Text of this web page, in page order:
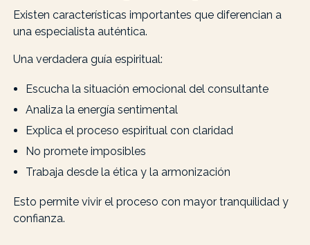
Existen características importantes que diferencian a
una especialista auténtica.
Una verdadera guía espiritual:
Escucha la situación emocional del consultante
Analiza la energía sentimental
Explica el proceso espiritual con claridad
No promete imposibles
Trabaja desde la ética y la armonización
Esto permite vivir el proceso con mayor tranquilidad y
confianza.